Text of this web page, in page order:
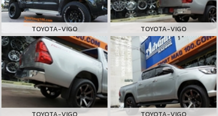
TOYOTA-VIGO TOYOTA-VIGO